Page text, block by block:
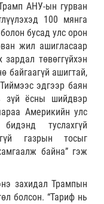
АНУ-ын гурван
100 мянга
бусад улс орон
жил ашигласаар
төвөггүйхэн
байгаагүй ашигтай,
эдгээр баян
зүй ёсны шийдвэр
Америкийн улс
туслахгүй
газрын тосыг
байна” гэж
захидал Трампын
болсон. “Тариф нь